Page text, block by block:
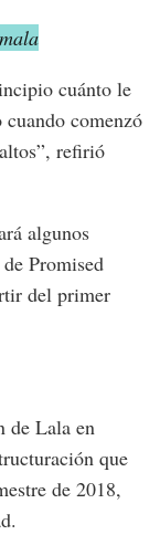
cuánto le
comenzó
refirió
algunos
Promised
del primer
de Lala en
que
de 2018,